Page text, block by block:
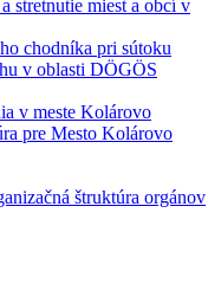
stretnutie miest a obcí v
chodníka pri sútoku
v oblasti DÖGÖS
v meste Kolárovo
pre Mesto Kolárovo
štruktúra orgánov